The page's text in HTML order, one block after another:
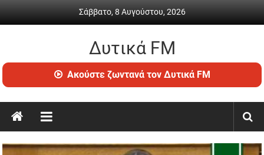
Σάββατο, 8 Αυγούστου, 2026
Δυτικά FM
Ραδιόφωνο
•
ενημέρωση
Ακούστε ζωντανά τον Δυτικά FM